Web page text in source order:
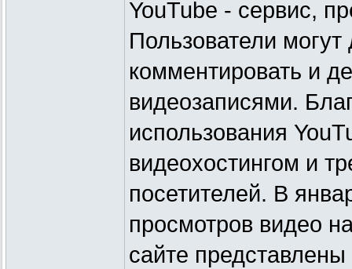
YouTube - сервис,
Пользователи
комментировать и
видеозаписями.
использования
видеохостингом и
посетителей. В
просмотров видео
сайте